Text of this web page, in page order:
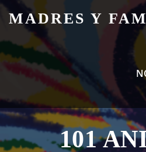
Skip
content
MADRES Y
101